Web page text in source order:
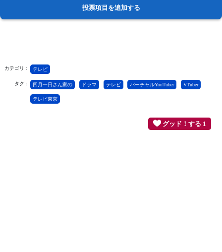
カテゴリ： テレビ
タグ： 四月一日さん家の ドラマ テレビ バーチャルYouTuber VTuber
テレビ東京
グッド！する 1